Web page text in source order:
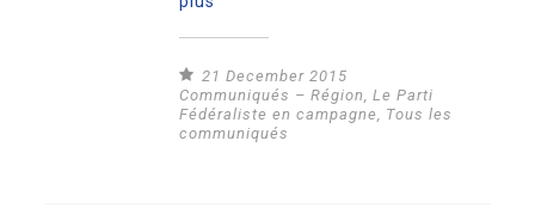
21 December 2015
Communiqués – Région ,Le Parti
Fédéraliste en campagne
Tous les
communiqués